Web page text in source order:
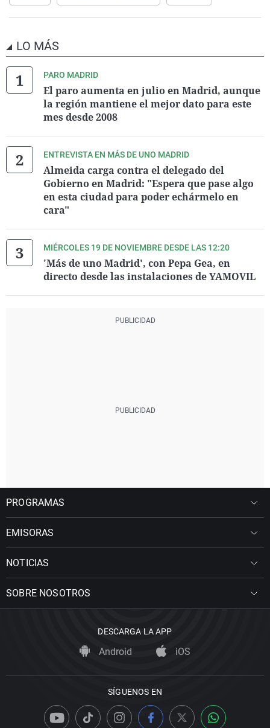
LO MÁS
PARO MADRID
El paro aumenta en julio en Madrid, aunque
la región mantiene el mejor dato para este
mes desde 2008
ENTREVISTA EN MÁS DE UNO MADRID
Almeida carga contra el delegado del
Gobierno en Madrid: "Espera que pase algo
en esta ciudad para poder echármelo en
cara"
MIÉRCOLES 19 DE NOVIEMBRE DESDE LAS 12:20
'Más de uno Madrid', con Pepa Gea, en
directo desde las instalaciones de YAMOVIL
PROGRAMAS
EMISORAS
NOTICIAS
SOBRE NOSOTROS
DESCARGA LA APP
Android iOS
SÍGUENOS EN